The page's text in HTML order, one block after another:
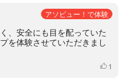
アソビュー！で体験
、安全にも目を配っていた
を体験させていただきまし
いいね
1